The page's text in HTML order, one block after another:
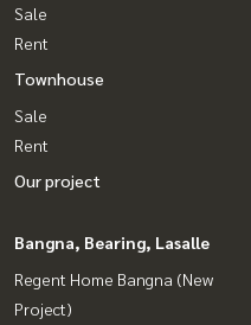
Sale
Rent
Townhouse
Sale
Rent
Our project
Bangna, Bearing, Lasalle
Regent Home Bangna (New
Project)